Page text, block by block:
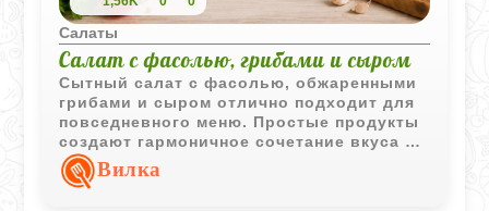
Салаты
Салат с фасолью, грибами и сыром
Сытный салат с фасолью, обжаренными
грибами и сыром отлично подходит для
повседневного меню. Простые продукты
создают гармоничное сочетание вкуса и
приятную текстуру.
Вилка